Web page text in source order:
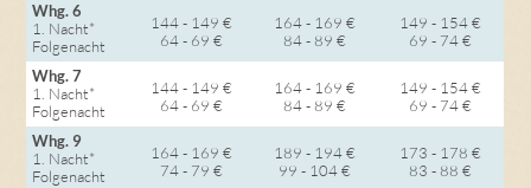
Whg. 6
1. Nacht*
Folgenacht
144 - 149 €
64 - 69 €
164 - 169 €
84 - 89 €
149 - 154 €
69 - 74 €
Whg. 7
1. Nacht*
Folgenacht
144 - 149 €
64 - 69 €
164 - 169 €
84 - 89 €
149 - 154 €
69 - 74 €
Whg. 9
1. Nacht*
Folgenacht
164 - 169 €
74 - 79 €
189 - 194 €
99 - 104 €
173 - 178 €
83 - 88 €